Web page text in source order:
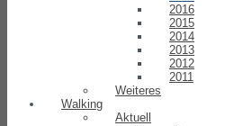
2016
2015
2014
2013
2012
2011
Weiteres
Walking
Aktuell